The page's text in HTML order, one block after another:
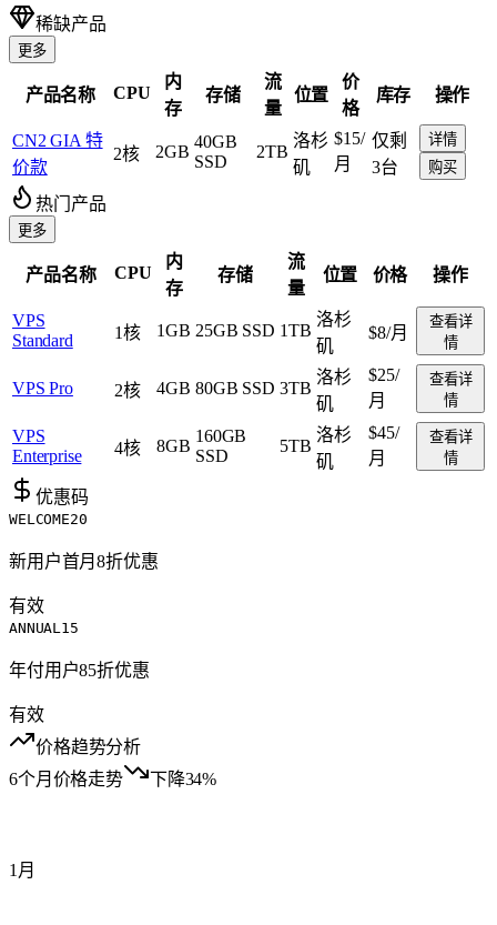
稀缺产品
更多
产品名称 CPU
内
存
存储
流
量
位置
价
格
库存 操作
CN2 GIA 特
价款
2核 2GB
40GB
SSD
2TB
洛杉
矶
$15/
月
仅剩
3台
详情
购买
热门产品
更多
产品名称 CPU
内
存
存储
流
量
位置 价格 操作
VPS
Standard
1核 1GB 25GB SSD 1TB
洛杉
矶
$8/月
查看详
情
VPS Pro 2核 4GB 80GB SSD 3TB
洛杉
矶
$25/
月
查看详
情
VPS
Enterprise
4核 8GB
160GB
SSD
5TB
洛杉
矶
$45/
月
查看详
情
优惠码
WELCOME20
新用户首月8折优惠
有效
ANNUAL15
年付用户85折优惠
有效
价格趋势分析
6个月价格走势
下降34%
1月